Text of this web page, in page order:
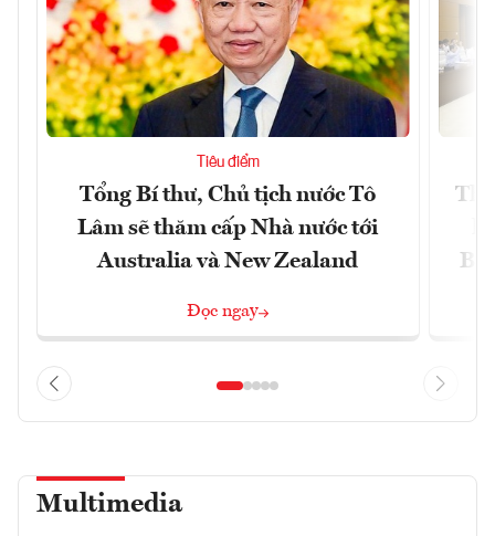
Tiêu điểm
Tổng Bí thư, Chủ tịch nước Tô
Lâm sẽ thăm cấp Nhà nước tới
Australia và New Zealand
Đọc ngay
Multimedia